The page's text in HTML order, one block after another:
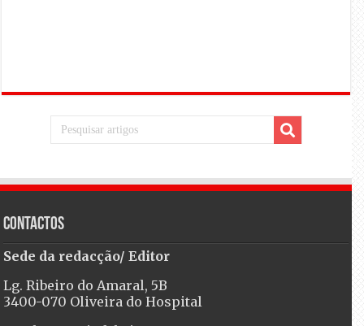
Contactos
Sede da redacção/ Editor
Lg. Ribeiro do Amaral, 5B
3400-070 Oliveira do Hospital